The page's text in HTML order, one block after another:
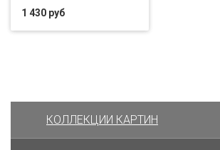
1 430 руб
КОЛЛЕКЦИИ КАРТИН